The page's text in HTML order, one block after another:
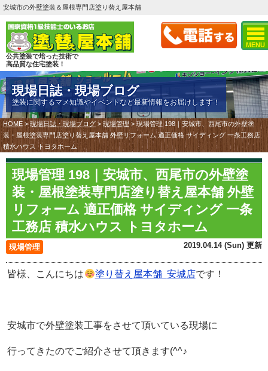
MENU
安城市の外壁塗装＆屋根専門店塗り替え屋本舗
公共塗装で培った技術で
高品質な住宅塗装！
現場日誌・現場ブログ
塗装に関するマメ知識やイベントなど最新情報をお届けします！
HOME >現場日誌・現場ブログ > 現場管理 > 現場管理 198｜安城市、西尾市の外壁塗
装・屋根塗装専門店塗り替え屋本舗 外壁リフォーム 適正価格 サイディング 一条工務店
積水ハウス トヨタホーム
現場管理 198｜安城市、西尾市の外壁塗
装・屋根塗装専門店塗り替え屋本舗 外壁
リフォーム 適正価格 サイディング 一条
工務店 積水ハウス トヨタホーム
現場管理 2019.04.14 (Sun) 更新
皆様、こんにちは 塗り替え屋本舗 安城店です！
安城市で外壁塗装工事をさせて頂いている現場に
行ってきたのでご紹介させて頂きます(^^♪